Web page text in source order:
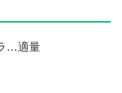
…適量